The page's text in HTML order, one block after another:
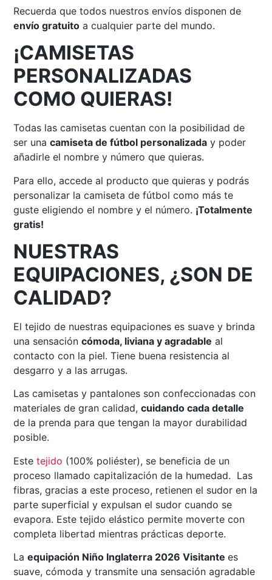
Recuerda que todos nuestros envíos disponen de
envío gratuito a cualquier parte del mundo.
¡CAMISETAS
PERSONALIZADAS
COMO QUIERAS!
Todas las camisetas cuentan con la posibilidad de
ser unacamiseta de fútbol personalizada y poder
añadirle el nombre y número que quieras.
Para ello, accede al producto que quieras y podrás
personalizar la camiseta de fútbol como más te
guste eligiendo el nombre y el número. ¡Totalmente
gratis!
NUESTRAS
EQUIPACIONES, ¿SON DE
CALIDAD?
El tejido de nuestras equipaciones es suave y brinda
una sensacióncómoda, liviana y agradable al
contacto con la piel. Tiene buena resistencia al
desgarro y a las arrugas.
Las camisetas y pantalones son confeccionadas con
materiales de gran calidad,cuidando cada detalle
de la prenda para que tengan la mayor durabilidad
posible.
Estetejido (100% poliéster), se beneficia de un
proceso llamado capitalización de la humedad. Las
fibras, gracias a este proceso, retienen el sudor en la
parte superficial y expulsan el sudor cuando se
evapora. Este tejido elástico permite moverte con
completa libertad mientras prácticas deporte.
Laequipación Niño Inglaterra 2026 Visitantees
suave, cómoda y transmite una sensación agradable